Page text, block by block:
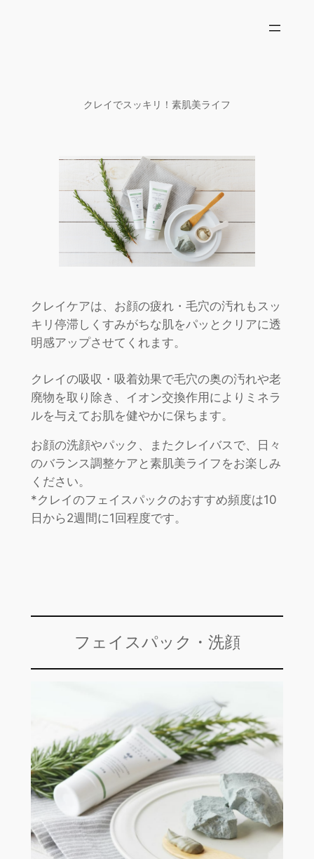
クレイでスッキリ！素肌美ライフ
クレイケアは、お顔の疲れ・毛穴の汚れもスッ
キリ停滞しくすみがちな肌をパッとクリアに透
明感アップさせてくれます。
クレイの吸収・吸着効果で毛穴の奥の汚れや老
廃物を取り除き、イオン交換作用によりミネラ
ルを与えてお肌を健やかに保ちます。
お顔の洗顔やパック、またクレイバスで、日々
のバランス調整ケアと素肌美ライフをお楽しみ
ください。
*クレイのフェイスパックのおすすめ頻度は10
日から2週間に1回程度です。
フェイスパック・洗顔